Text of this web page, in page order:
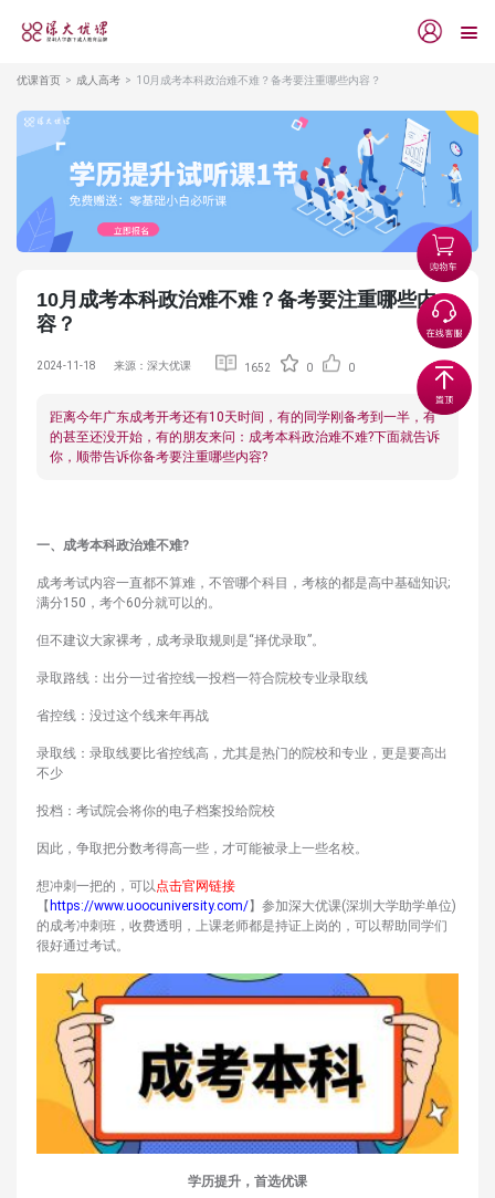
优课首页 成人高考 10月成考本科政治难不难？备考要注重哪些内容？
10月成考本科政治难不难？备考要注重哪些内
容？
2024-11-18 来源：深大优课 1652 0 0
距离今年广东成考开考还有10天时间，有的同学刚备考到一半，有
的甚至还没开始，有的朋友来问：成考本科政治难不难?下面就告诉
你，顺带告诉你备考要注重哪些内容?
一、成考本科政治难不难?
成考考试内容一直都不算难，不管哪个科目，考核的都是高中基础知识;
满分150，考个60分就可以的。
但不建议大家裸考，成考录取规则是“择优录取”。
录取路线：出分一过省控线一投档一符合院校专业录取线
省控线：没过这个线来年再战
录取线：录取线要比省控线高，尤其是热门的院校和专业，更是要高出
不少
投档：考试院会将你的电子档案投给院校
因此，争取把分数考得高一些，才可能被录上一些名校。
想冲刺一把的，可以点击官网链接
【 https://www.uoocuniversity.com/】参加深大优课(深圳大学助学单位)
的成考冲刺班，收费透明，上课老师都是持证上岗的，可以帮助同学们
很好通过考试。
学历提升，首选优课